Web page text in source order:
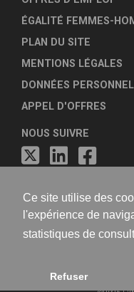
Ce site utilise des
l'expérience de
statistiques de
Refuser
ÉGALITÉ FEMMES-
PLAN DU SITE
MENTIONS LÉGALES
DONNÉES
APPEL D'OFFRES
NOUS SUIVRE
FÉDÉRATION